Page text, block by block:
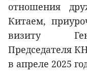
отношения
Китаем,
визиту
Председателя
в апреле 2025